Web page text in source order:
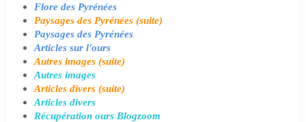
Flore des Pyrénées
Paysages des Pyrénées (suite)
Paysages des Pyrénées
Articles sur l'ours
Autres images (suite)
Autres images
Articles divers (suite)
Articles divers
Récupération ours Blogzoom